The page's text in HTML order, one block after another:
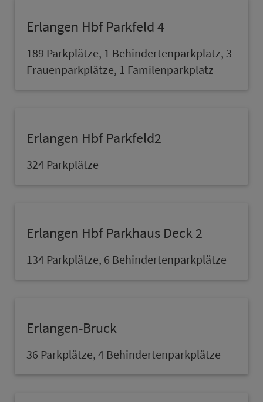
Erlangen Hbf Parkfeld 4
189 Parkplätze, 1 Behindertenpark­platz, 3
Frauenparkplätze, 1 Familenpark­platz
Erlangen Hbf Parkfeld2
324 Parkplätze
Erlangen Hbf Parkhaus Deck 2
134 Parkplätze, 6 Behindertenparkplätze
Erlangen-Bruck
36 Parkplätze, 4 Behindertenparkplätze